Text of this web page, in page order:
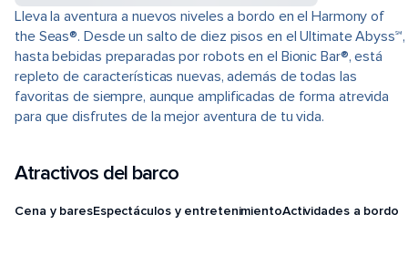
Lleva la aventura a nuevos niveles a bordo en el Harmony of
the Seas®. Desde un salto de diez pisos en el Ultimate Abyss℠,
hasta bebidas preparadas por robots en el Bionic Bar®, está
repleto de características nuevas, además de todas las
favoritas de siempre, aunque amplificadas de forma atrevida
para que disfrutes de la mejor aventura de tu vida.
Atractivos del barco
Cena y baresEspectáculos y entretenimientoActividades a bordo